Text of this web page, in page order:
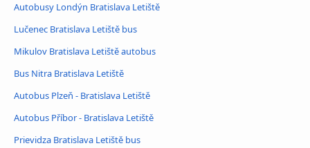
Autobusy Londýn Bratislava Letiště
Lučenec Bratislava Letiště bus
Mikulov Bratislava Letiště autobus
Bus Nitra Bratislava Letiště
Autobus Plzeň - Bratislava Letiště
Autobus Příbor - Bratislava Letiště
Prievidza Bratislava Letiště bus